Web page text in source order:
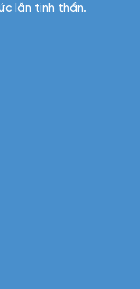
lẫn tinh thần.